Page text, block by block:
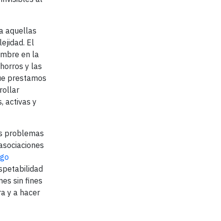
aquellas
El
en la
y las
prestamos
activas y
problemas
sin fines
y a hacer